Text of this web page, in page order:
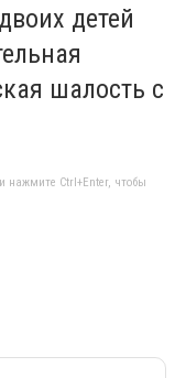
детей
шалость с
нажмите Ctrl+Enter, чтобы